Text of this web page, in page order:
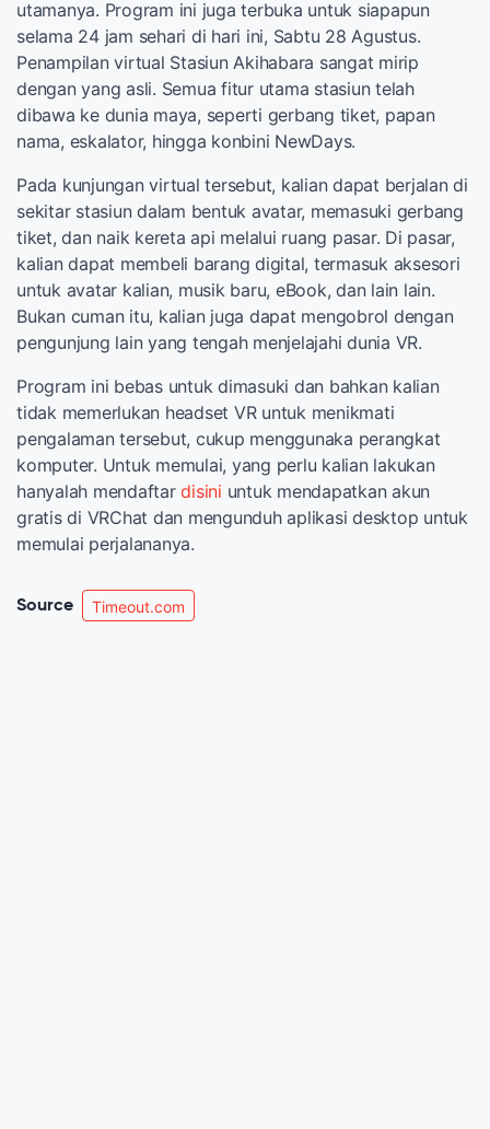
utamanya. Program ini juga terbuka untuk siapapun
selama 24 jam sehari di hari ini, Sabtu 28 Agustus.
Penampilan virtual Stasiun Akihabara sangat mirip
dengan yang asli. Semua fitur utama stasiun telah
dibawa ke dunia maya, seperti gerbang tiket, papan
nama, eskalator, hingga konbini NewDays.
Pada kunjungan virtual tersebut, kalian dapat berjalan di
sekitar stasiun dalam bentuk avatar, memasuki gerbang
tiket, dan naik kereta api melalui ruang pasar. Di pasar,
kalian dapat membeli barang digital, termasuk aksesori
untuk avatar kalian, musik baru, eBook, dan lain lain.
Bukan cuman itu, kalian juga dapat mengobrol dengan
pengunjung lain yang tengah menjelajahi dunia VR.
Program ini bebas untuk dimasuki dan bahkan kalian
tidak memerlukan headset VR untuk menikmati
pengalaman tersebut, cukup menggunaka perangkat
komputer. Untuk memulai, yang perlu kalian lakukan
hanyalah mendaftardisini untuk mendapatkan akun
gratis di VRChat dan mengunduh aplikasi desktop untuk
memulai perjalananya.
Source Timeout.com